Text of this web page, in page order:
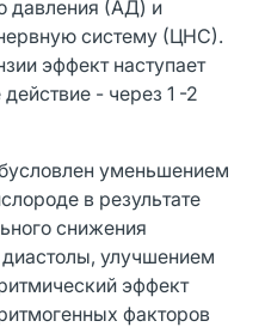
давления (АД) и
систему (ЦНС).
эффект наступает
- через 1 -2
уменьшением
в результате
снижения
улучшением
эффект
факторов